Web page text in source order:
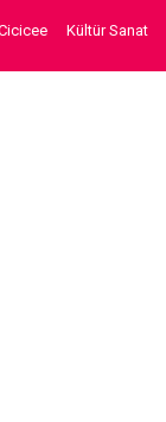
Kültür Sanat